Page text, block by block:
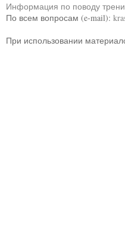
Информация по поводу
По всем вопросам (e-mail):
При использовании